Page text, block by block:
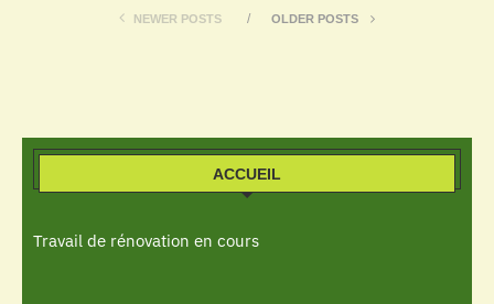
NEWER POSTS OLDER POSTS
ACCUEIL
Travail de rénovation en cours